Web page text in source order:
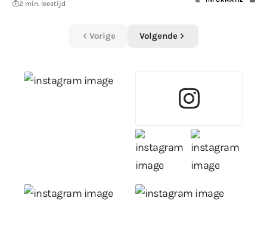
2 min. leestijd
Vorige Volgende